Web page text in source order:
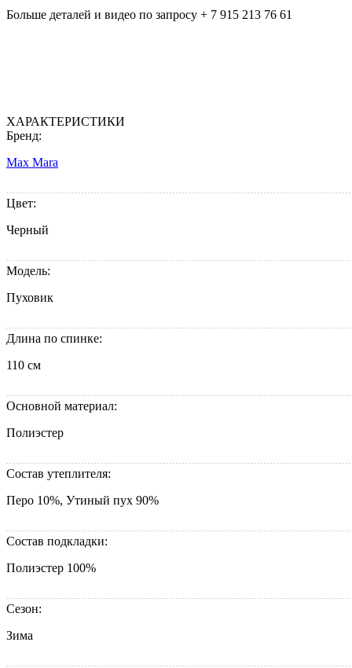
Больше деталей и видео по запросу + 7 915 213 76 61
ХАРАКТЕРИСТИКИ
Бренд:
Max Mara
Цвет:
Черный
Модель:
Пуховик
Длина по спинке:
110 см
Основной материал:
Полиэстер
Состав утеплителя:
Перо 10%, Утиный пух 90%
Состав подкладки:
Полиэстер 100%
Сезон:
Зима